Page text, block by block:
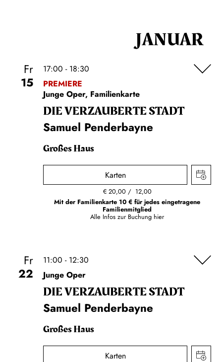
JANUAR
Fr
15
17:00 - 18:30
PREMIERE
Junge Oper, Familienkarte
DIE VERZAUBERTE STADT
Samuel Penderbayne
Großes Haus
Karten
€ 20,00
12,00
Mit der Familienkarte 10 € für jedes eingetragene
Familienmitglied
Alle Infos zur Buchung hier
Fr
22
11:00 - 12:30
Junge Oper
DIE VERZAUBERTE STADT
Samuel Penderbayne
Großes Haus
Karten